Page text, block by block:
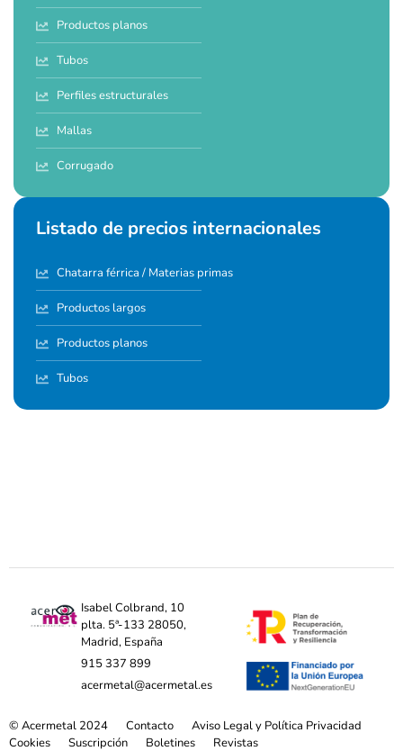
Productos planos
Tubos
Perfiles estructurales
Mallas
Corrugado
Listado de precios internacionales
Chatarra férrica / Materias primas
Productos largos
Productos planos
Tubos
Isabel Colbrand, 10
plta. 5ª-133 28050,
Madrid, España
915 337 899
acermetal@acermetal.es
© Acermetal 2024 Contacto
Aviso Legal y Política Privacidad
Cookies
Suscripción Boletines Revistas